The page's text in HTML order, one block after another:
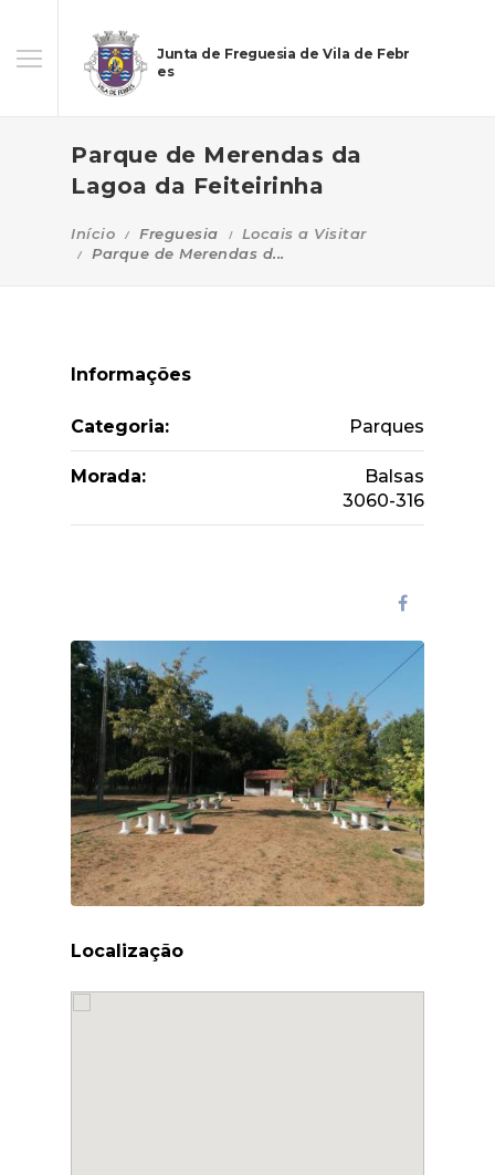
Junta de Freguesia de Vila de Febr
es
Parque de Merendas da
Lagoa da Feiteirinha
Início Freguesia
Locais a Visitar
Parque de Merendas d...
Informações
Categoria: Parques
Morada:
Balsas
3060-316
Localização